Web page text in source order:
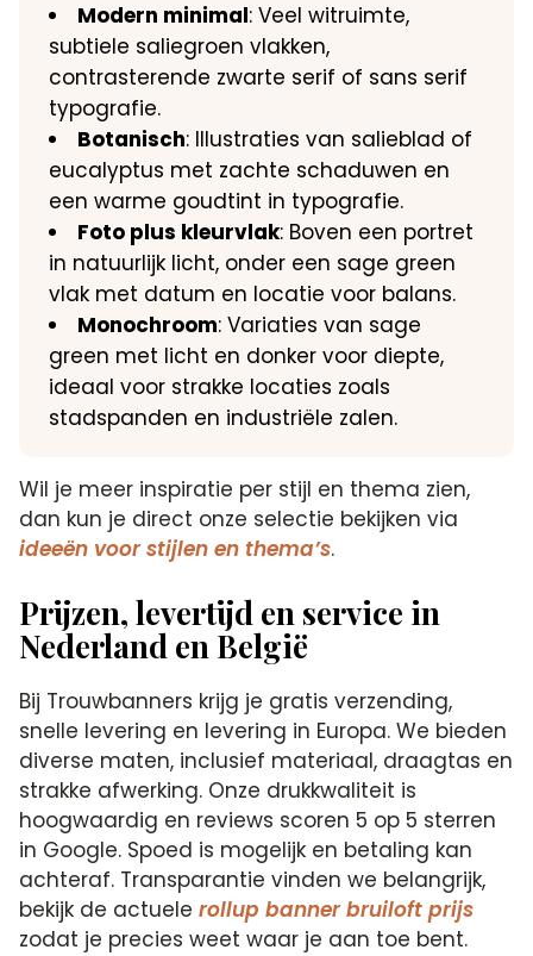
Modern minimal: Veel witruimte,
subtiele saliegroen vlakken,
contrasterende zwarte serif of sans serif
typografie.
Botanisch: Illustraties van salieblad of
eucalyptus met zachte schaduwen en
een warme goudtint in typografie.
Foto plus kleurvlak: Boven een portret
in natuurlijk licht, onder een sage green
vlak met datum en locatie voor balans.
Monochroom: Variaties van sage
green met licht en donker voor diepte,
ideaal voor strakke locaties zoals
stadspanden en industriële zalen.
Wil je meer inspiratie per stijl en thema zien,
dan kun je direct onze selectie bekijken via
ideeën voor stijlen en thema’s.
Prijzen, levertijd en service in
Nederland en België
Bij Trouwbanners krijg je gratis verzending,
snelle levering en levering in Europa. We bieden
diverse maten, inclusief materiaal, draagtas en
strakke afwerking. Onze drukkwaliteit is
hoogwaardig en reviews scoren 5 op 5 sterren
in Google. Spoed is mogelijk en betaling kan
achteraf. Transparantie vinden we belangrijk,
bekijk de actuelerollup banner bruiloft prijs
zodat je precies weet waar je aan toe bent.